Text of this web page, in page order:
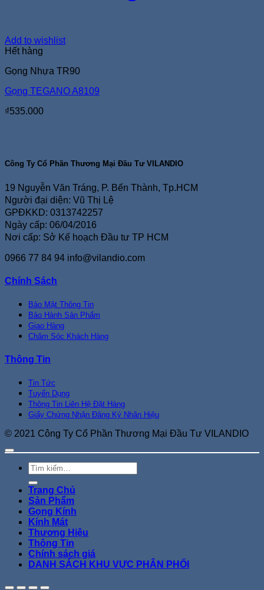
Add to wishlist
Hết hàng
Gọng Nhựa TR90
Gọng TEGANO A8109
₫535.000
Công Ty Cổ Phần Thương Mại Đầu Tư VILANDIO
19 Nguyễn Văn Tráng, P. Bến Thành, Tp.HCM
Người đại diện: Vũ Thị Lệ
GPĐKKD: 0313742257
Ngày cấp: 06/04/2016
Nơi cấp: Sở Kế hoạch Đầu tư TP HCM
0966 77 84 94 info@vilandio.com
Chính Sách
Bảo Mật Thông Tin
Bảo Hành Sản Phẩm
Giao Hàng
Chăm Sóc Khách Hàng
Thông Tin
Tin Tức
Tuyển Dụng
Thông Tin Liên Hệ Đặt Hàng
Giấy Chứng Nhận Đăng Ký Nhãn Hiệu
© 2021 Công Ty Cổ Phần Thương Mại Đầu Tư VILANDIO
Tìm
kiếm:
Trang Chủ
Sản Phẩm
Gọng Kính
Kính Mát
Thương Hiệu
Thông Tin
Chính sách giá
DANH SÁCH KHU VỰC PHÂN PHỐI